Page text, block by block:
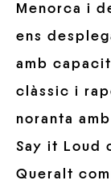
Menorca i
ens
amb
clàssic i
noranta
Say it Loud
Queralt